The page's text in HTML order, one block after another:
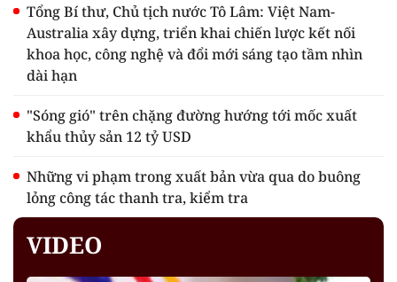
Tổng Bí thư, Chủ tịch nước Tô Lâm: Việt Nam-
Australia xây dựng, triển khai chiến lược kết nối
khoa học, công nghệ và đổi mới sáng tạo tầm nhìn
dài hạn
"Sóng gió" trên chặng đường hướng tới mốc xuất
khẩu thủy sản 12 tỷ USD
Những vi phạm trong xuất bản vừa qua do buông
lỏng công tác thanh tra, kiểm tra
VIDEO